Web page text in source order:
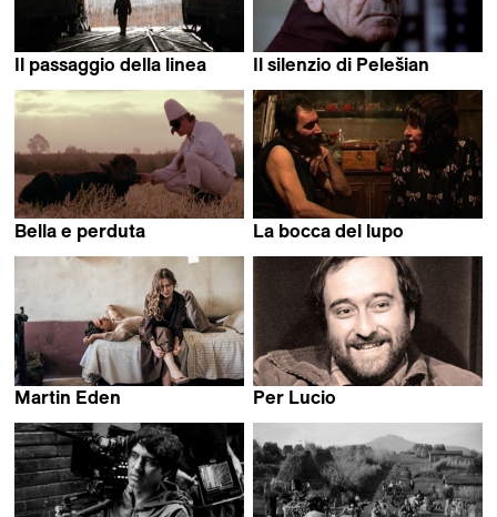
Il passaggio della linea
Il silenzio di Pelešian
Bella e perduta
La bocca del lupo
Martin Eden
Per Lucio